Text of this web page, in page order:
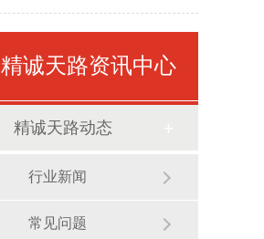
精诚天路资讯中心
精诚天路动态
行业新闻
常见问题